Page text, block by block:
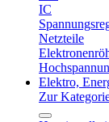
IC
Netzteile
Elektro,
Zur